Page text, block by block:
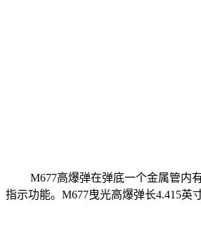
M677高爆弹在弹底一个金属管内
指示功能。 M677曳光高爆弹长4.415英